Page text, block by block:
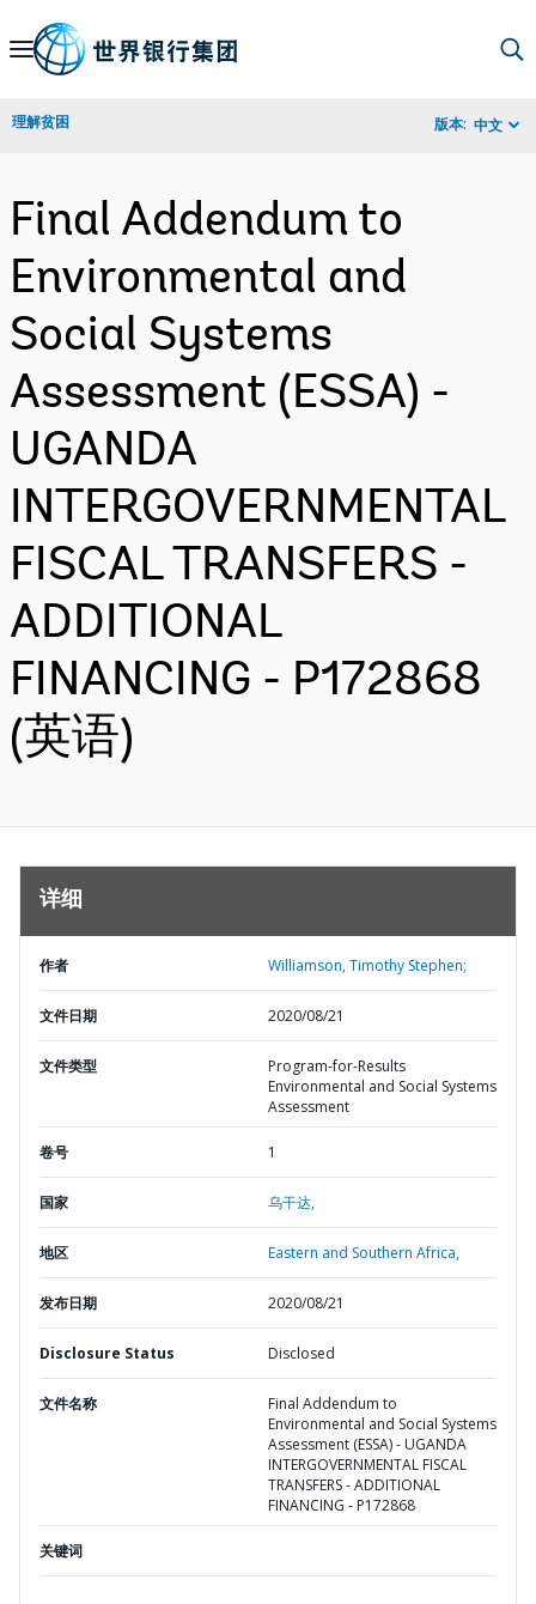
Skip
Navigation
理解贫困 版本: 中文
Final Addendum to
Environmental and
Social Systems
Assessment (ESSA) -
UGANDA
INTERGOVERNMENTAL
FISCAL TRANSFERS -
ADDITIONAL
FINANCING - P172868
(英语)
详细
作者 Williamson, Timothy Stephen;
文件日期 2020/08/21
文件类型
Program-for-Results
Environmental and Social Systems
Assessment
卷号 1
国家 乌干达,
地区 Eastern and Southern Africa,
发布日期 2020/08/21
Disclosure Status Disclosed
文件名称
Final Addendum to
Environmental and Social Systems
Assessment (ESSA) - UGANDA
INTERGOVERNMENTAL FISCAL
TRANSFERS - ADDITIONAL
FINANCING - P172868
关键词